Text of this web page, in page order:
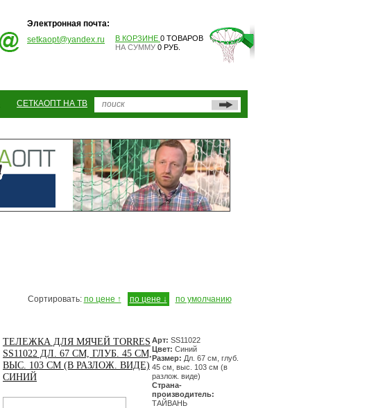
Электронная почта:
setkaopt@yandex.ru
В КОРЗИНЕ 0 ТОВАРОВ
НА СУММУ 0 РУБ.
СЕТКАОПТ НА ТВ
Сортировать: по цене ↑ по цене ↓ по умолчанию
ТЕЛЕЖКА ДЛЯ МЯЧЕЙ TORRES
SS11022 ДЛ. 67 СМ, ГЛУБ. 45 СМ,
ВЫС. 103 СМ (В РАЗЛОЖ. ВИДЕ)
СИНИЙ
Арт: SS11022
Цвет: Синий
Размер: Дл. 67 см, глуб.
45 см, выс. 103 см (в
разлож. виде)
Страна-
производитель:
ТАЙВАНЬ